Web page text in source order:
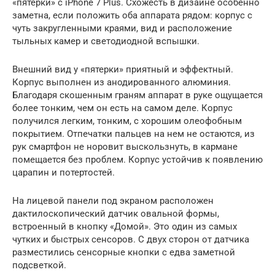
«пятерки» с iPhone 7 Plus. Схожесть в дизайне особенно
заметна, если положить оба аппарата рядом: корпус с
чуть закругленными краями, вид и расположение
тыльных камер и светодиодной вспышки.
Внешний вид у «пятерки» приятный и эффектный.
Корпус выполнен из анодированного алюминия.
Благодаря скошенным граням аппарат в руке ощущается
более тонким, чем он есть на самом деле. Корпус
получился легким, тонким, с хорошим олеофобным
покрытием. Отпечатки пальцев на нем не остаются, из
рук смартфон не норовит выскользнуть, в кармане
помещается без проблем. Корпус устойчив к появлению
царапин и потертостей.
На лицевой панели под экраном расположен
дактилоскопический датчик овальной формы,
встроенный в кнопку «Домой». Это один из самых
чутких и быстрых сенсоров. С двух сторон от датчика
разместились сенсорные кнопки с едва заметной
подсветкой.